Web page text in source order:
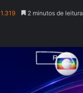
1.319 2 minutos de leitura